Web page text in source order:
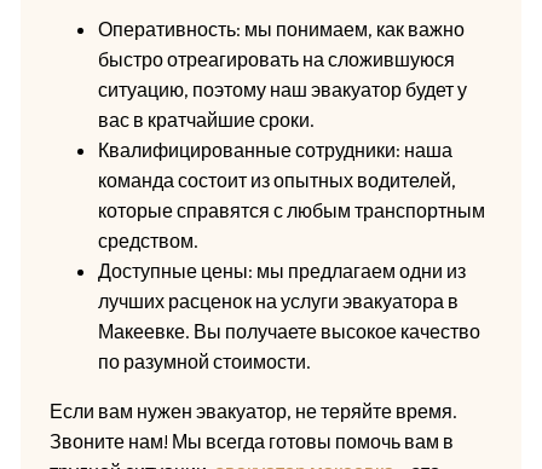
Оперативность: мы понимаем, как важно
быстро отреагировать на сложившуюся
ситуацию, поэтому наш эвакуатор будет у
вас в кратчайшие сроки.
Квалифицированные сотрудники: наша
команда состоит из опытных водителей,
которые справятся с любым транспортным
средством.
Доступные цены: мы предлагаем одни из
лучших расценок на услуги эвакуатора в
Макеевке. Вы получаете высокое качество
по разумной стоимости.
Если вам нужен эвакуатор, не теряйте время.
Звоните нам! Мы всегда готовы помочь вам в